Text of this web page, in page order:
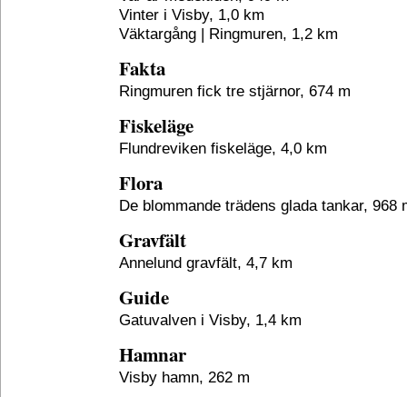
Vinter i Visby, 1,0 km
Väktargång | Ringmuren, 1,2 km
Fakta
Ringmuren fick tre stjärnor, 674 m
Fiskeläge
Flundreviken fiskeläge, 4,0 km
Flora
De blommande trädens glada tankar, 968
Gravfält
Annelund gravfält, 4,7 km
Guide
Gatuvalven i Visby, 1,4 km
Hamnar
Visby hamn, 262 m